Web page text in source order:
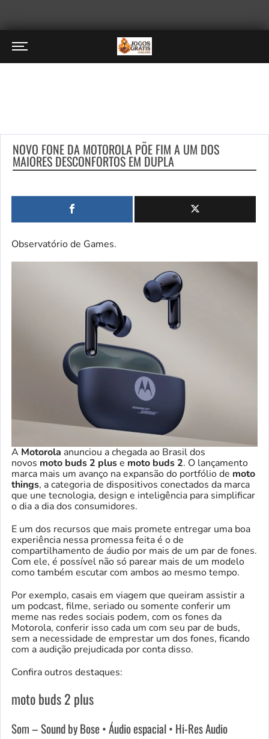
NOVO FONE DA MOTOROLA PÕE FIM A UM DOS
MAIORES DESCONFORTOS EM DUPLA
Observatório de Games.
A Motorola anunciou a chegada ao Brasil dos
novos moto buds 2 pluse moto buds 2. O lançamento
marca mais um avanço na expansão do portfólio de moto
things, a categoria de dispositivos conectados da marca
que une tecnologia, design e inteligência para simplificar
o dia a dia dos consumidores.
E um dos recursos que mais promete entregar uma boa
experiência nessa promessa feita é o de
compartilhamento de áudio por mais de um par de fones.
Com ele, é possível não só parear mais de um modelo
como também escutar com ambos ao mesmo tempo.
Por exemplo, casais em viagem que queiram assistir a
um podcast, filme, seriado ou somente conferir um
meme nas redes sociais podem, com os fones da
Motorola, conferir isso cada um com seu par de buds,
sem a necessidade de emprestar um dos fones, ficando
com a audição prejudicada por conta disso.
Confira outros destaques:
moto buds 2 plus
Som – Sound by Bose • Áudio espacial • Hi-Res Audio